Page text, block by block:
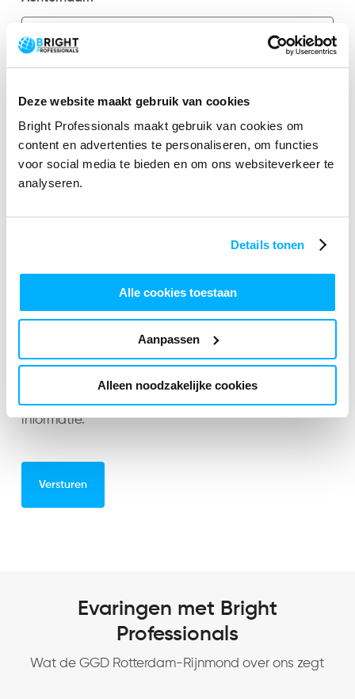
Deze website maakt gebruik van cookies
Bright Professionals maakt gebruik van cookies om
content en advertenties te personaliseren, om functies
voor social media te bieden en om ons websiteverkeer te
analyseren.
Details tonen
Alle cookies toestaan
Aanpassen
Alleen noodzakelijke cookies
Telefoonnummer
informatie.
Evaringen met Bright
Professionals
Wat de GGD Rotterdam-Rijnmond over ons zegt